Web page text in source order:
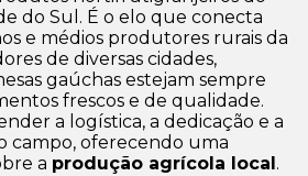
do Sul. É o elo que conecta
e médios produtores rurais da
de diversas cidades,
gaúchas estejam sempre
frescos e de qualidade.
a logística, a dedicação e a
campo, oferecendo uma
a produção agrícola local .